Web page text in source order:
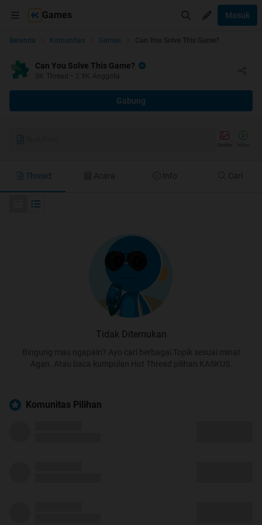
Games Masuk
Beranda Komunitas Games Can You Solve This Game?
Can You Solve This Game?
3K Thread • 2.9K Anggota
Gabung
Thread Acara Info Cari
Tidak Ditemukan
Bingung mau ngapain? Ayo cari berbagai Topik sesuai minat
Agan. Atau baca kumpulan Hot Thread pilihan KASKUS.
Komunitas Pilihan